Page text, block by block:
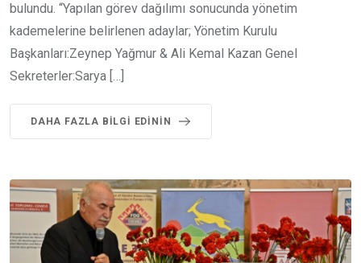
bulundu. “Yapılan görev dağılımı sonucunda yönetim
kademelerine belirlenen adaylar; Yönetim Kurulu
Başkanları:Zeynep Yağmur & Ali Kemal Kazan Genel
Sekreterler:Sarya […]
DAHA FAZLA BILGI EDININ